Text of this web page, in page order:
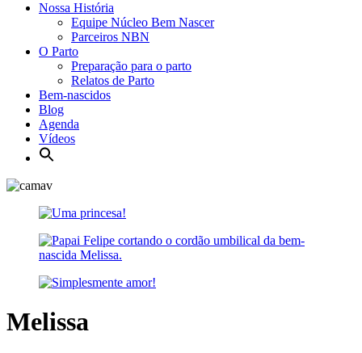
Nossa História
Equipe Núcleo Bem Nascer
Parceiros NBN
O Parto
Preparação para o parto
Relatos de Parto
Bem-nascidos
Blog
Agenda
Vídeos
Melissa